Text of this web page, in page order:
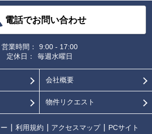
電話でお問い合わせ
営業時間：
9:00 - 17:00
定休日：
毎週水曜日
会社概要
物件リクエスト
利用規約 アクセスマップ PCサイト